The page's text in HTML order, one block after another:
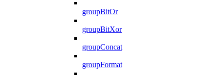
groupBitOr
groupBitXor
groupConcat
groupFormat